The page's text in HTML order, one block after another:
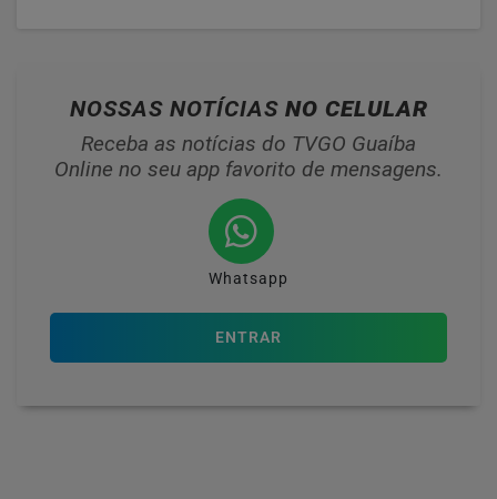
NOSSAS NOTÍCIAS NO CELULAR
Receba as notícias do TVGO Guaíba
Online no seu app favorito de mensagens.
Whatsapp
ENTRAR